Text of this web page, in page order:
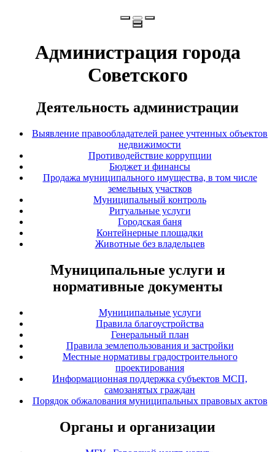
Администрация города
Советского
Деятельность администрации
Выявление правообладателей ранее учтенных объектов
недвижимости
Противодействие коррупции
Бюджет и финансы
Продажа муниципального имущества, в том числе
земельных участков
Муниципальный контроль
Ритуальные услуги
Городская баня
Контейнерные площадки
Животные без владельцев
Муниципальные услуги и
нормативные документы
Муниципальные услуги
Правила благоустройства
Генеральный план
Правила землепользования и застройки
Местные нормативы градостроительного
проектирования
Информационная поддержка субъектов МСП,
самозанятых граждан
Порядок обжалования муниципальных правовых актов
Органы и организации